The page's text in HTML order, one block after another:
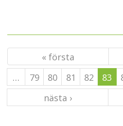
« första
…
79 80 81 82 83
nästa ›